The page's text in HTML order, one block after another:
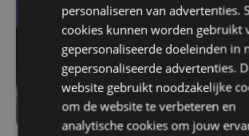
personaliseren van advertenties.
cookies kunnen worden gebruikt
gepersonaliseerde doeleinden in
gepersonaliseerde advertenties.
website gebruikt noodzakelijke
om de website te verbeteren en
analytische cookies om jouw